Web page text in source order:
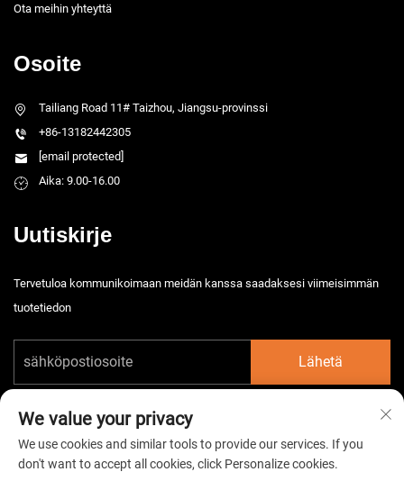
Ota meihin yhteyttä
Osoite
Tailiang Road 11# Taizhou, Jiangsu-provinssi
+86-13182442305
[email protected]
Aika: 9.00-16.00
Uutiskirje
Tervetuloa kommunikoimaan meidän kanssa saadaksesi viimeisimmän
tuotetiedon
Lähetä
We value your privacy
We use cookies and similar tools to provide our services. If you
don't want to accept all cookies, click Personalize cookies.